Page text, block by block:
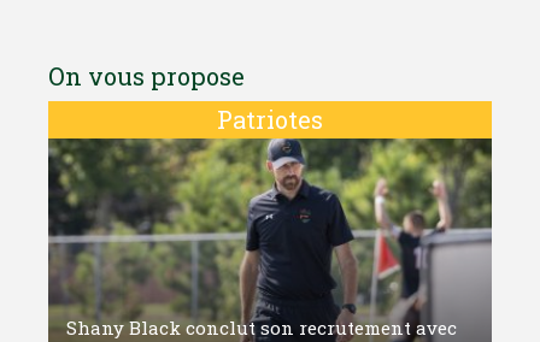
On vous propose
Patriotes
Shany Black conclut son recrutement avec